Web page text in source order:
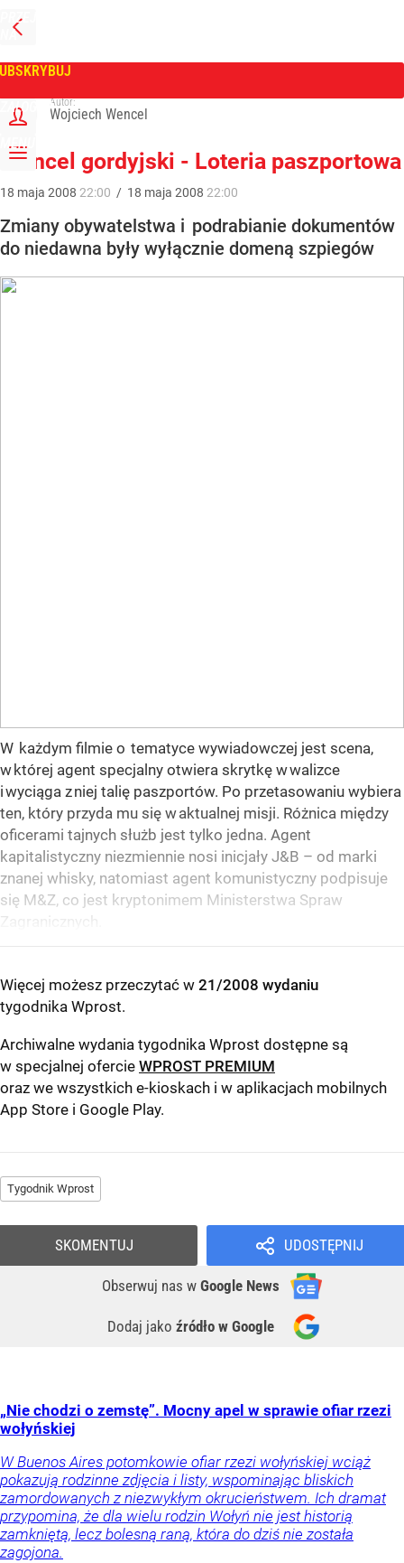
PRZEJDŹ
NA
GŁÓWNĄ
ZALOGUJ
MENU
Tygodnik Wprost
Autor:
Wojciech Wencel
Wencel gordyjski - Loteria paszportowa
18 maja 2008 22:00 / 18 maja 2008 22:00
Zmiany obywatelstwa i podrabianie dokumentów
do niedawna były wyłącznie domeną szpiegów
W każdym filmie o tematyce wywiadowczej jest scena,
w której agent specjalny otwiera skrytkę w walizce
i wyciąga z niej talię paszportów. Po przetasowaniu wybiera
ten, który przyda mu się w aktualnej misji. Różnica między
oficerami tajnych służb jest tylko jedna. Agent
kapitalistyczny niezmiennie nosi inicjały J&B – od marki
znanej whisky, natomiast agent komunistyczny podpisuje
się M&Z, co jest kryptonimem Ministerstwa Spraw
Zagranicznych.
Więcej możesz przeczytać w 21/2008 wydaniu
tygodnika Wprost.
Archiwalne wydania tygodnika Wprost dostępne są
w specjalnej ofercie WPROST PREMIUM
oraz we wszystkich e-kioskach i w aplikacjach mobilnych
App Store i Google Play.
Tygodnik Wprost
UDOSTĘPNIJ
Obserwuj nas w Google News
Dodaj jako źródło w Google
SKOMENTUJ
„Nie chodzi o zemstę”. Mocny apel w sprawie ofiar rzezi
wołyńskiej
W Buenos Aires potomkowie ofiar rzezi wołyńskiej wciąż
pokazują rodzinne zdjęcia i listy, wspominając bliskich
zamordowanych z niezwykłym okrucieństwem. Ich dramat
przypomina, że dla wielu rodzin Wołyń nie jest historią
zamkniętą, lecz bolesną raną, która do dziś nie została
zagojona.